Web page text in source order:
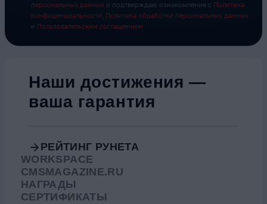
персональных данных и подтверждаю ознакомление с Политика
конфиденциальности
Политика обработки персональных данных
и Пользовательским соглашением
Наши достижения —
ваша гарантия
РЕЙТИНГ РУНЕТА
WORKSPACE
CMSMAGAZINE.RU
НАГРАДЫ
СЕРТИФИКАТЫ